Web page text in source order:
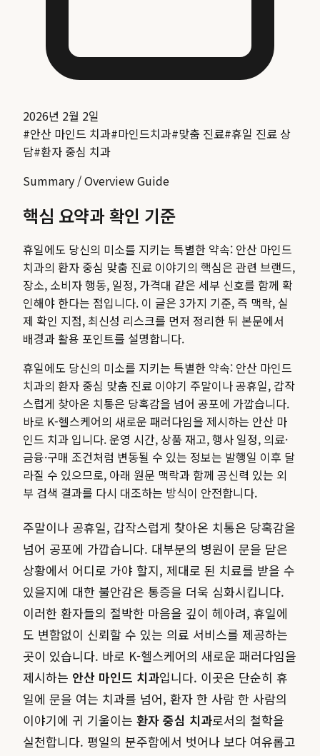
2026년 2월 2일
#안산 마인드 치과#마인드치과#맞춤 진료#휴일 진료 상
담#환자 중심 치과
Summary / Overview Guide
핵심 요약과 확인 기준
휴일에도 당신의 미소를 지키는 특별한 약속: 안산 마인드
치과의 환자 중심 맞춤 진료 이야기의 핵심은 관련 브랜드,
장소, 소비자 행동, 일정, 가격대 같은 세부 신호를 함께 확
인해야 한다는 점입니다. 이 글은 3가지 기준, 즉 맥락, 실
제 확인 지점, 최신성 리스크를 먼저 정리한 뒤 본문에서
배경과 활용 포인트를 설명합니다.
휴일에도 당신의 미소를 지키는 특별한 약속: 안산 마인드
치과의 환자 중심 맞춤 진료 이야기 주말이나 공휴일, 갑작
스럽게 찾아온 치통은 당혹감을 넘어 공포에 가깝습니다.
바로 K-헬스케어의 새로운 패러다임을 제시하는 안산 마
인드 치과 입니다.운영 시간, 상품 재고, 행사 일정, 의료·
금융·구매 조건처럼 변동될 수 있는 정보는 발행일 이후 달
라질 수 있으므로, 아래 원문 맥락과 함께 공신력 있는 외
부 검색 결과를 다시 대조하는 방식이 안전합니다.
주말이나 공휴일, 갑작스럽게 찾아온 치통은 당혹감을
넘어 공포에 가깝습니다. 대부분의 병원이 문을 닫은
상황에서 어디로 가야 할지, 제대로 된 치료를 받을 수
있을지에 대한 불안감은 통증을 더욱 심화시킵니다.
이러한 환자들의 절박한 마음을 깊이 헤아려, 휴일에
도 변함없이 신뢰할 수 있는 의료 서비스를 제공하는
곳이 있습니다. 바로 K-헬스케어의 새로운 패러다임을
제시하는 안산 마인드 치과입니다. 이곳은 단순히 휴
일에 문을 여는 치과를 넘어, 환자 한 사람 한 사람의
이야기에 귀 기울이는 환자 중심 치과로서의 철학을
실천합니다. 평일의 분주함에서 벗어나 보다 여유롭고